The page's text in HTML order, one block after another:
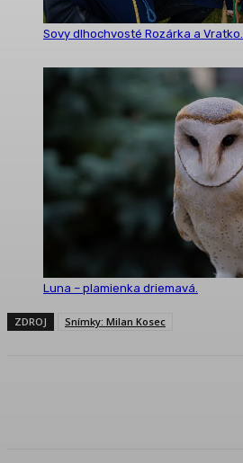
Sovy dlhochvosté Rozárka a Vratko.
Luna – plamienka driemavá.
ZDROJ Snímky: Milan Kosec